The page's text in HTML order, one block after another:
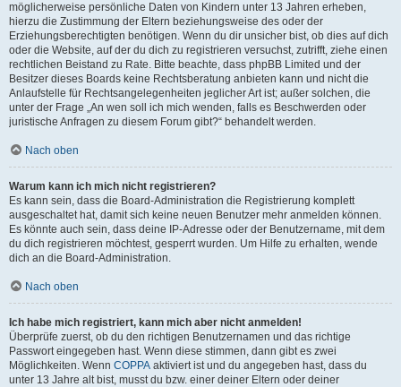
möglicherweise persönliche Daten von Kindern unter 13 Jahren erheben,
hierzu die Zustimmung der Eltern beziehungsweise des oder der
Erziehungsberechtigten benötigen. Wenn du dir unsicher bist, ob dies auf dich
oder die Website, auf der du dich zu registrieren versuchst, zutrifft, ziehe einen
rechtlichen Beistand zu Rate. Bitte beachte, dass phpBB Limited und der
Besitzer dieses Boards keine Rechtsberatung anbieten kann und nicht die
Anlaufstelle für Rechtsangelegenheiten jeglicher Art ist; außer solchen, die
unter der Frage „An wen soll ich mich wenden, falls es Beschwerden oder
juristische Anfragen zu diesem Forum gibt?“ behandelt werden.
Nach oben
Warum kann ich mich nicht registrieren?
Es kann sein, dass die Board-Administration die Registrierung komplett
ausgeschaltet hat, damit sich keine neuen Benutzer mehr anmelden können.
Es könnte auch sein, dass deine IP-Adresse oder der Benutzername, mit dem
du dich registrieren möchtest, gesperrt wurden. Um Hilfe zu erhalten, wende
dich an die Board-Administration.
Nach oben
Ich habe mich registriert, kann mich aber nicht anmelden!
Überprüfe zuerst, ob du den richtigen Benutzernamen und das richtige
Passwort eingegeben hast. Wenn diese stimmen, dann gibt es zwei
Möglichkeiten. Wenn COPPA aktiviert ist und du angegeben hast, dass du
unter 13 Jahre alt bist, musst du bzw. einer deiner Eltern oder deiner